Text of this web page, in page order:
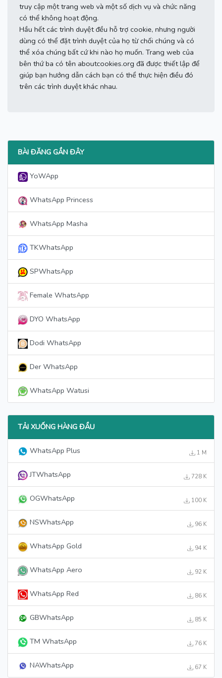
truy cập một trang web và một số dịch vụ và chức năng
có thể không hoạt động.
Hầu hết các trình duyệt đều hỗ trợ cookie, nhưng người
dùng có thể đặt trình duyệt của họ từ chối chúng và có
thể xóa chúng bất cứ khi nào họ muốn. Trang web của
bên thứ ba có tên aboutcookies.org đã được thiết lập để
giúp bạn hướng dẫn cách bạn có thể thực hiện điều đó
trên các trình duyệt khác nhau.
BÀI ĐĂNG GẦN ĐÂY
YoWApp
WhatsApp Princess
WhatsApp Masha
TKWhatsApp
SPWhatsApp
Female WhatsApp
DYO WhatsApp
Dodi WhatsApp
Der WhatsApp
WhatsApp Watusi
TẢI XUỐNG HÀNG ĐẦU
WhatsApp Plus 1 M
JTWhatsApp 728 K
OGWhatsApp 100 K
NSWhatsApp 96 K
WhatsApp Gold 94 K
WhatsApp Aero 92 K
WhatsApp Red 86 K
GBWhatsApp 85 K
TM WhatsApp 76 K
NAWhatsApp 67 K